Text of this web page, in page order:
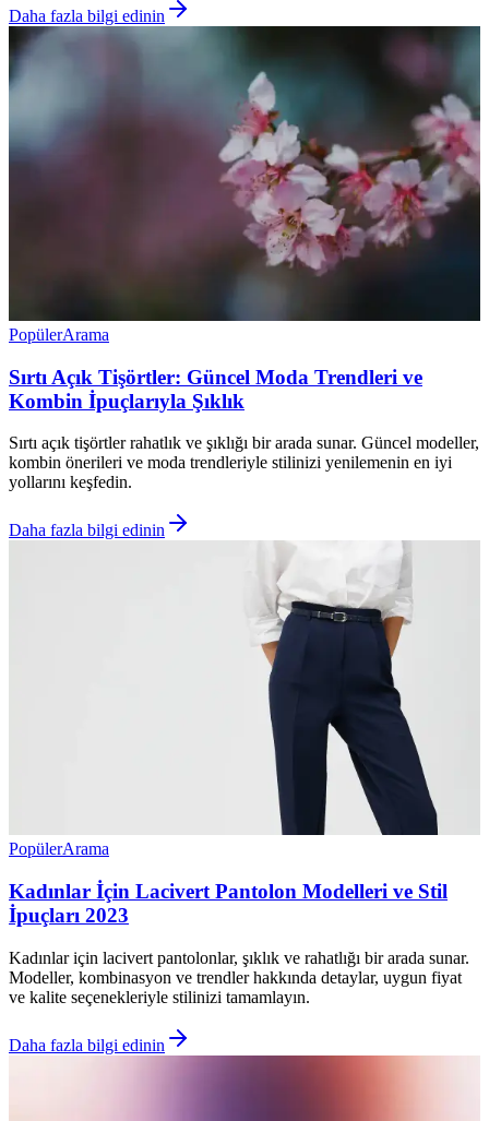
Daha fazla bilgi edinin
PopülerArama
Sırtı Açık Tişörtler: Güncel Moda Trendleri ve
Kombin İpuçlarıyla Şıklık
Sırtı açık tişörtler rahatlık ve şıklığı bir arada sunar. Güncel modeller,
kombin önerileri ve moda trendleriyle stilinizi yenilemenin en iyi
yollarını keşfedin.
Daha fazla bilgi edinin
PopülerArama
Kadınlar İçin Lacivert Pantolon Modelleri ve Stil
İpuçları 2023
Kadınlar için lacivert pantolonlar, şıklık ve rahatlığı bir arada sunar.
Modeller, kombinasyon ve trendler hakkında detaylar, uygun fiyat
ve kalite seçenekleriyle stilinizi tamamlayın.
Daha fazla bilgi edinin